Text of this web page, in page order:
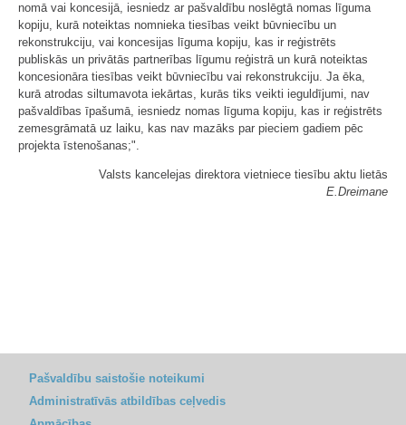
nomā vai koncesijā, iesniedz ar pašvaldību noslēgtā nomas līguma
kopiju, kurā noteiktas nomnieka tiesības veikt būvniecību un
rekonstrukciju, vai koncesijas līguma kopiju, kas ir reģistrēts
publiskās un privātās partnerības līgumu reģistrā un kurā noteiktas
koncesionāra tiesības veikt būvniecību vai rekonstrukciju. Ja ēka,
kurā atrodas siltumavota iekārtas, kurās tiks veikti ieguldījumi, nav
pašvaldības īpašumā, iesniedz nomas līguma kopiju, kas ir reģistrēts
zemesgrāmatā uz laiku, kas nav mazāks par pieciem gadiem pēc
projekta īstenošanas;".
Valsts kancelejas direktora vietniece tiesību aktu lietās
E.Dreimane
Pašvaldību saistošie noteikumi
Administratīvās atbildības ceļvedis